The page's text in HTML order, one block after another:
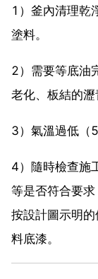
1）釜內清理乾
塗料。
2）需要等底油
老化、板結的瀝
3）氣溫過低（
4）隨時檢查施
等是否符合要求
按設計圖示明
料底漆。